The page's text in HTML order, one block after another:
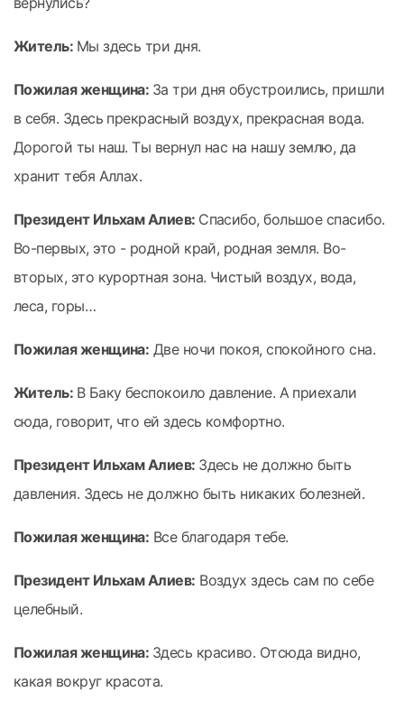
Житель: Мы здесь три дня.
Пожилая женщина: За три дня обустроились, пришли
в себя. Здесь прекрасный воздух, прекрасная вода.
Дорогой ты наш. Ты вернул нас на нашу землю, да
хранит тебя Аллах.
Президент Ильхам Алиев: Спасибо, большое спасибо.
Во-первых, это - родной край, родная земля. Во-
вторых, это курортная зона. Чистый воздух, вода,
леса, горы…
Пожилая женщина: Две ночи покоя, спокойного сна.
Житель: В Баку беспокоило давление. А приехали
сюда, говорит, что ей здесь комфортно.
Президент Ильхам Алиев: Здесь не должно быть
давления. Здесь не должно быть никаких болезней.
Пожилая женщина: Все благодаря тебе.
Президент Ильхам Алиев: Воздух здесь сам по себе
целебный.
Пожилая женщина: Здесь красиво. Отсюда видно,
какая вокруг красота.